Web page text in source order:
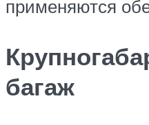
применяются
багаж